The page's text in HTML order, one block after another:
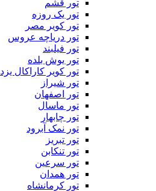
تور قشم
تور یک روزه
تور کویر مصر
تور دریاچه عروس
تور فیلبند
تور یوش بلده
تور کویر کاراکال یزد
تور شیراز
تور اصفهان
تور ماسال
تور چابهار
تور نمک آبرود
تور تبریز
تور تنکابن
تور سرعین
تور همدان
تور کرمانشاه